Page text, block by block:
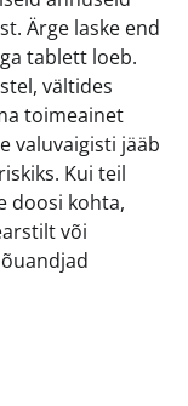
Ärge laske end
tablett loeb.
vältides
toimeainet
valuvaigisti jääb
Kui teil
doosi kohta,
või